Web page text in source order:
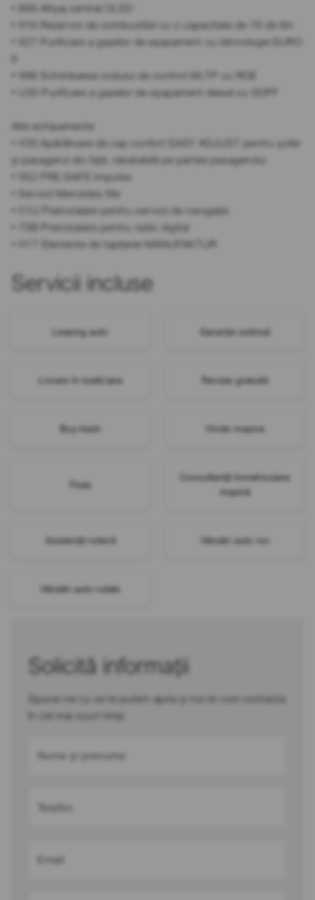
• 868 Afișaj central OLED
• 916 Rezervor de combustibil cu o capacitate de 76 de litri
• 927 Purificare a gazelor de eșapament cu tehnologie EURO
• 998 Schimbarea codului de control WLTP cu RDE
• U30 Purificare a gazelor de eșapament diesel cu SDPF
Alte echipamente
• 439 Apărătoare de cap confort EASY ADJUST pentru șofer
și pasagerul din față, rabatabilă pe partea pasagerului
• 562 PRE-SAFE Impulse
• Servicii Mercedes Me
• 01U Preinstalare pentru servicii de navigație
• 79B Preinstalare pentru radio digital
• H17 Elemente de tapițerie MANUFAKTUR
Servicii incluse
Leasing auto Garanție extinsă
Livrare în toată țara Revizie gratuită
Buy-back Vinde mașina
Flote
Consultanță înmatriculare
mașină
Asistență rutieră Vânzări auto noi
Vânzări auto rulate
Solicită informații
Spune-ne cu ce te putem ajuta și noi te vom contacta
în cel mai scurt timp
Nume și prenume
Telefon
Email